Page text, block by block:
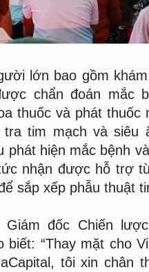
lớn bao gồm
chẩn đoán mắc
thuốc và phát thuốc
tim mạch và siêu
phát hiện mắc bệnh
nhận được hỗ trợ
sắp xếp phẫu thuật
Giám đốc Chiến
biết: “Thay mặt cho
tôi xin chân